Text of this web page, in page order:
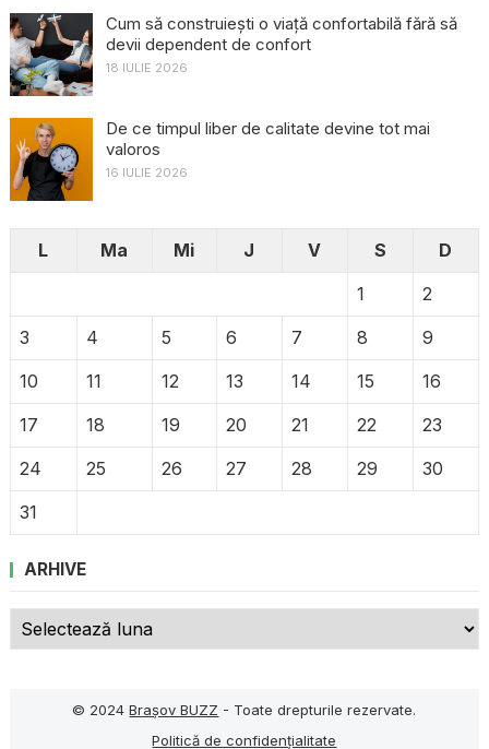
Cum să construiești o viață confortabilă fără să
devii dependent de confort
18 IULIE 2026
De ce timpul liber de calitate devine tot mai
valoros
16 IULIE 2026
L Ma Mi J V S
D
1
2
3
4 5 6 7 8
9
10
11 12 13 14 15
16
17
18 19 20 21 22
23
24
25 26 27 28 29
30
31
ARHIVE
Arhive
© 2024Brașov BUZZ - Toate drepturile rezervate.
Politică de confidențialitate